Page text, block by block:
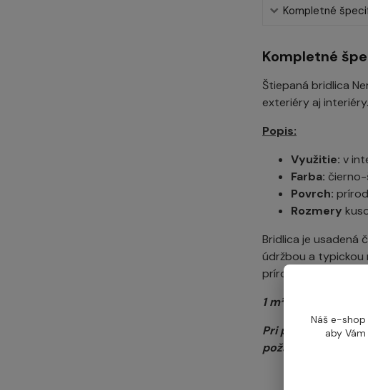
Kompletné
Kompletné
Štiepaná bridlica
exteriéry aj
Popis:
Využitie: v
Farba:
Povrch:
Rozmery
Bridlica je usadená
údržbou a typickou
prírodný materiál
1 m² obkladu/
Pri použití škárou
požadovanej
Náš e-
aby